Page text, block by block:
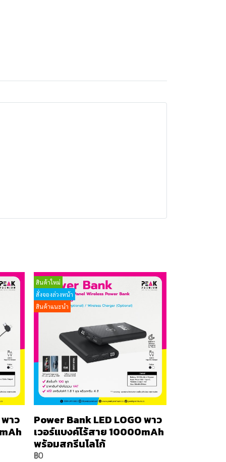
พาว
สินค้าใหม่
สั่งจองล่วงหน้า
สินค้าแนะนำ
Power Bank LED LOGO พาว
เวอร์แบงค์ไร้สาย 10000mAh
พร้อมสกรีนโลโก้
฿0